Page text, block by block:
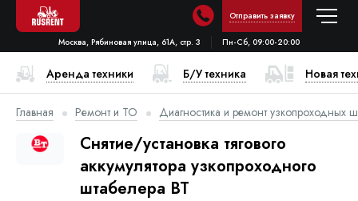
Отправить заявку
Москва, Рябиновая улица, 61А, стр. 3 Пн-Сб, 09:00-20:00
Аренда техники Б/У техника Новая
Главная Ремонт и ТО Диагностика и ремонт узкопроходных
Снятие/установка тягового
аккумулятора узкопроходного
штабелера BT